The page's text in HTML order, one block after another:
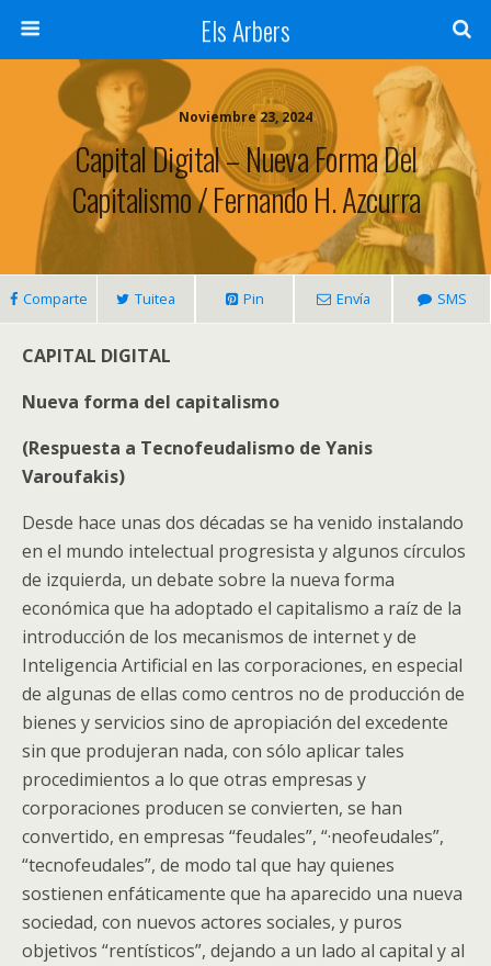
Els Arbers
Noviembre 23, 2024
Capital Digital – Nueva Forma Del
Capitalismo / Fernando H. Azcurra
Comparte Tuitea Pin Envía SMS
CAPITAL DIGITAL
Nueva forma del capitalismo
(Respuesta a Tecnofeudalismo de Yanis
Varoufakis)
Desde hace unas dos décadas se ha venido instalando
en el mundo intelectual progresista y algunos círculos
de izquierda, un debate sobre la nueva forma
económica que ha adoptado el capitalismo a raíz de la
introducción de los mecanismos de internet y de
Inteligencia Artificial en las corporaciones, en especial
de algunas de ellas como centros no de producción de
bienes y servicios sino de apropiación del excedente
sin que produjeran nada, con sólo aplicar tales
procedimientos a lo que otras empresas y
corporaciones producen se convierten, se han
convertido, en empresas “feudales”, “·neofeudales”,
“tecnofeudales”, de modo tal que hay quienes
sostienen enfáticamente que ha aparecido una nueva
sociedad, con nuevos actores sociales, y puros
objetivos “rentísticos”, dejando a un lado al capital y al